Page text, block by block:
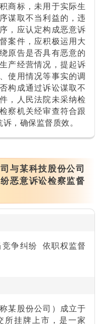
标，未用于实际生
谋取不当利益的，违
，应认定构成恶意诉
案件，应积极运用大
原告是否具有恶意的
产经营情况，提起诉
使用情况等事实的调
构成通过诉讼谋取不
，人民法院未采纳检
察机关经审查符合跟
，确保监督质效。
与某科技股份公司
恶意诉讼检察监督
争纠纷 依职权监督
股份公司）成立于
所挂牌上市，是一家